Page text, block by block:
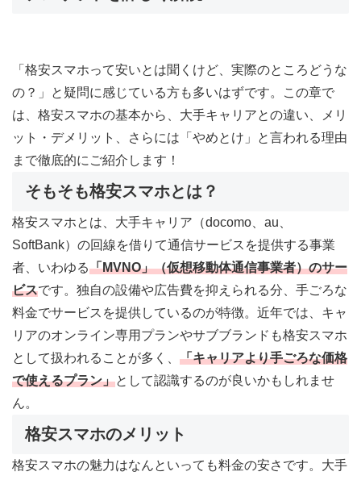
「格安スマホって安いとは聞くけど、実際のところどうな
の？」と疑問に感じている方も多いはずです。この章で
は、格安スマホの基本から、大手キャリアとの違い、メリ
ット・デメリット、さらには「やめとけ」と言われる理由
まで徹底的にご紹介します！
そもそも格安スマホとは？
格安スマホとは、大手キャリア（docomo、au、
SoftBank）の回線を借りて通信サービスを提供する事業
者、いわゆる「MVNO」（仮想移動体通信事業者）のサー
ビスです。独自の設備や広告費を抑えられる分、手ごろな
料金でサービスを提供しているのが特徴。近年では、キャ
リアのオンライン専用プランやサブブランドも格安スマホ
として扱われることが多く、 「キャリアより手ごろな価格
で使えるプラン」として認識するのが良いかもしれませ
ん。
格安スマホのメリット
格安スマホの魅力はなんといっても料金の安さです。大手